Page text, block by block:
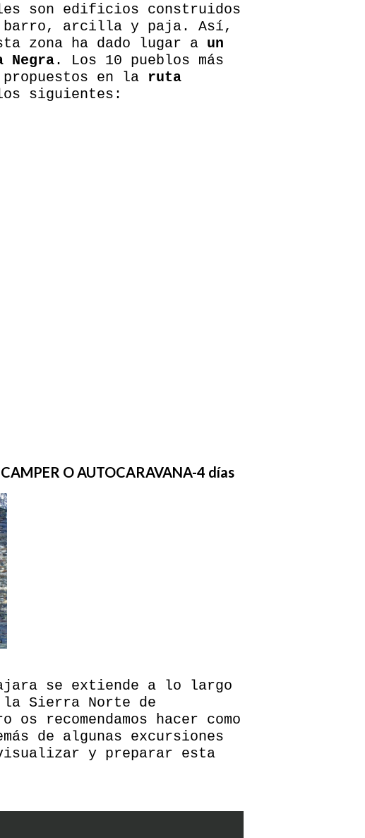
son edificios construidos
barro, arcilla y paja. Así,
zona ha dado lugar a un
Negra. Los 10 pueblos más
en la ruta
siguientes:
O AUTOCARAVANA-4 días
se extiende a lo largo
la Sierra Norte de
recomendamos hacer como
de algunas excursiones
y preparar esta